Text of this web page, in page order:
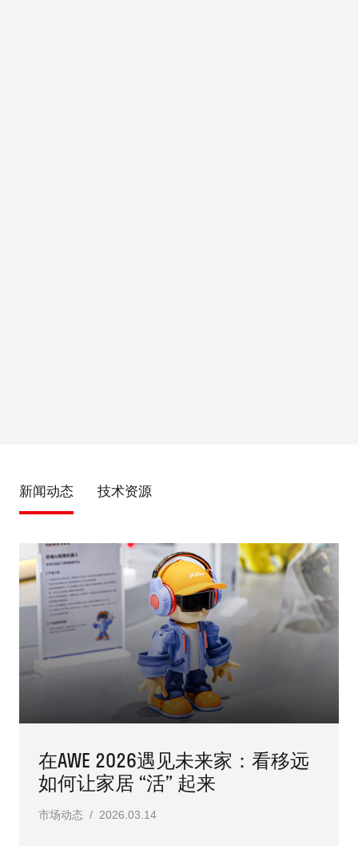
新闻动态 技术资源
在AWE 2026遇见未来家：看移远
如何让家居 “活” 起来
市场动态 / 2026.03.14